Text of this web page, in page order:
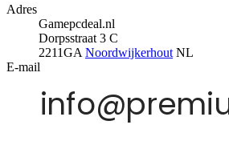
Adres
Gamepcdeal.nl
Dorpsstraat 3 C
2211GA Noordwijkerhout NL
E-mail